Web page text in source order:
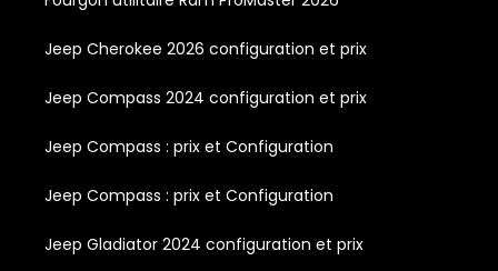
Jeep Cherokee 2026 configuration et prix
Jeep Compass 2024 configuration et prix
Jeep Compass : prix et Configuration
Jeep Compass : prix et Configuration
Jeep Gladiator 2024 configuration et prix